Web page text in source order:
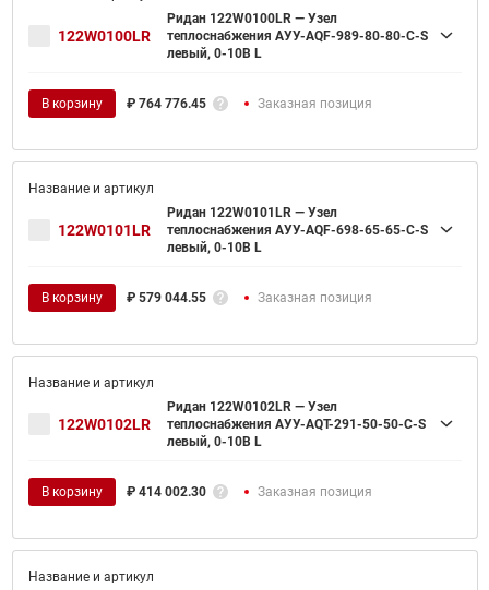
122W0100LR
Ридан 122W0100LR — Узел
теплоснабжения АУУ-AQF-989-80-80-C-S
левый, 0-10В L
В корзину ₽ 764 776.45 Заказная позиция
122W0101LR
Ридан 122W0101LR — Узел
теплоснабжения АУУ-AQF-698-65-65-C-S
левый, 0-10В L
В корзину ₽ 579 044.55 Заказная позиция
122W0102LR
Ридан 122W0102LR — Узел
теплоснабжения АУУ-AQT-291-50-50-C-S
левый, 0-10В L
В корзину ₽ 414 002.30 Заказная позиция